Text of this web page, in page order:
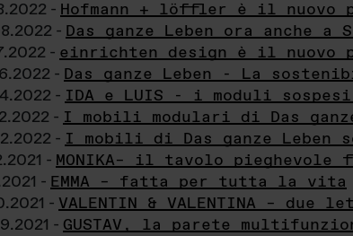
- Hofmann + löffler è il nuovo
- Das ganze Leben ora anche
- einrichten design è il nuovo
- Das ganze Leben - La
- IDA e LUIS - i moduli sospesi
- I mobili modulari di Das
- I mobili di Das ganze Leben
- MONIKA– il tavolo
- EMMA – fatta per tutta la vita
- VALENTIN & VALENTINA – due
- GUSTAV, la parete